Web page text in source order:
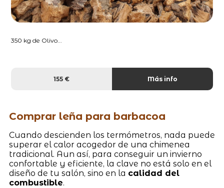
350 kg de Olivo...
155 € Más info
Comprar leña para barbacoa
Cuando descienden los termómetros, nada puede
superar el calor acogedor de una chimenea
tradicional. Aun así, para conseguir un invierno
confortable y eficiente, la clave no está solo en el
diseño de tu salón, sino en la calidad del
combustible.